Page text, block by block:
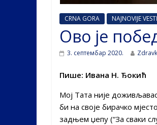
CRNA GORA NAJNOVIJE VESTI
Ово је
3. септембар 2020.
Пише: Ивана Н. Ђокић
Мој Тата није
би на своје бирачко
задњем џепу (“За сваки